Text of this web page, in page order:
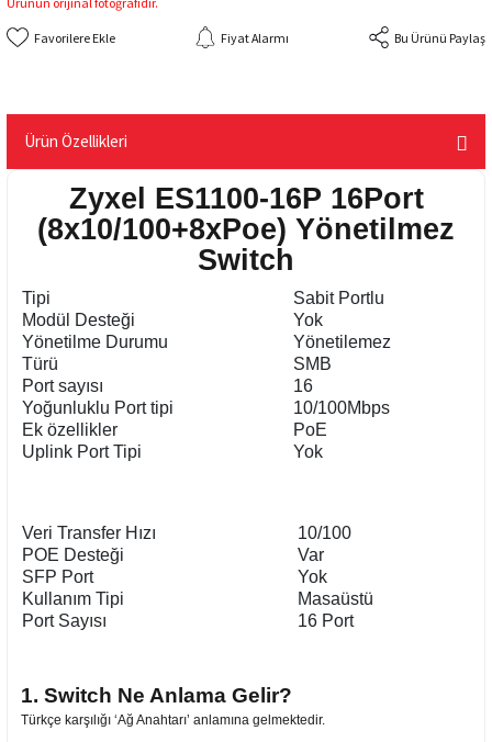
Fiyat Alarmı Bu Ürünü Paylaş
Ürün Özellikleri
Zyxel ES1100-16P 16Port
(8x10/100+8xPoe) Yönetilmez
Switch
Tipi
Sabit Portlu
Modül Desteği
Yok
Yönetilme Durumu
Yönetilemez
Türü
SMB
Port sayısı
16
Yoğunluklu Port tipi
10/100Mbps
Ek özellikler
PoE
Uplink Port Tipi
Yok
Veri Transfer Hızı
10/100
POE Desteği
Var
SFP Port
Yok
Kullanım Tipi
Masaüstü
Port Sayısı
16 Port
1. Switch Ne Anlama Gelir?
Türkçe karşılığı ‘Ağ Anahtarı’ anlamına gelmektedir.